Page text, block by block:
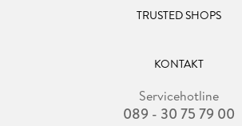
TRUSTED SHOPS
KONTAKT
Servicehotline
089 - 30 75 79 00